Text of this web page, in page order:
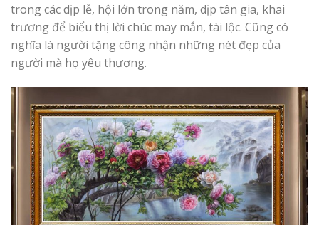
trong các dịp lễ, hội lớn trong năm, dịp tân gia, khai
trương để biểu thị lời chúc may mắn, tài lộc. Cũng có
nghĩa là người tặng công nhận những nét đẹp của
người mà họ yêu thương.